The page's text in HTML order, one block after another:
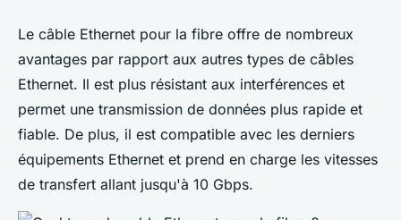
Le câble Ethernet pour la fibre offre de nombreux
avantages par rapport aux autres types de câbles
Ethernet. Il est plus résistant aux interférences et
permet une transmission de données plus rapide et
fiable. De plus, il est compatible avec les derniers
équipements Ethernet et prend en charge les vitesses
de transfert allant jusqu'à 10 Gbps.